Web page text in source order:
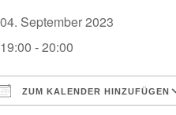
04. September 2023
19:00 - 20:00
ZUM KALENDER HINZUFÜGEN